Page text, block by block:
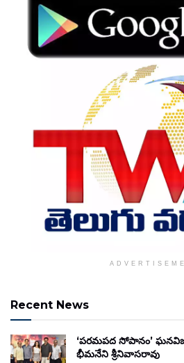
Recent News
‘పరమపద సోపానం’
భీమనేని శ్రీనివాసరావు